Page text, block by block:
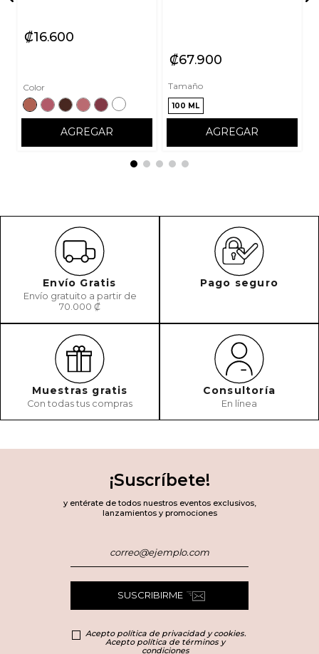
₡16600
Color
AGREGAR
₡67900
Tamaño
100 ML
AGREGAR
Envío Gratis
Envío gratuito a partir de
70.000 ₡
Pago seguro
Muestras gratis
Con todas tus compras
Consultoría
En línea
¡Suscríbete!
y entérate de todos nuestros eventos exclusivos,
lanzamientos y promociones
SUSCRIBIRME
Acepto política de privacidad y cookies.
Acepto política de términos y
condiciones